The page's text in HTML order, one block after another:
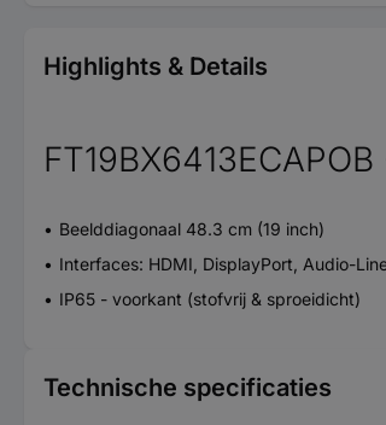
Highlights & Details
Beelddiagonaal 48.3 cm (19 inch)
Interfaces: HDMI, DisplayPort, Audio-
IP65 - voorkant (stofvrij & sproeidicht)
Technische specificaties